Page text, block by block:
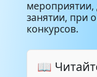
занятии, при
конкурсов.
📖